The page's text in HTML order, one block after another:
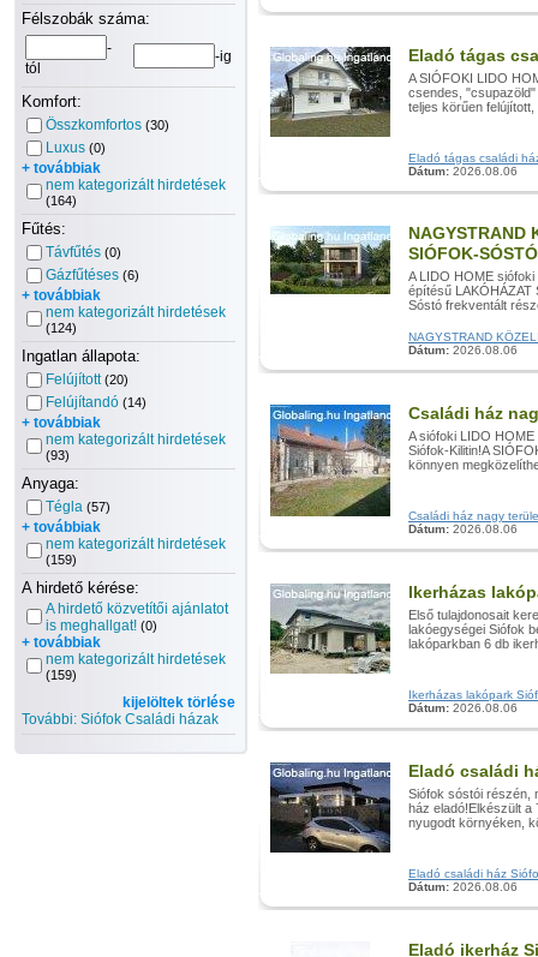
Félszobák száma:
-
tól
-ig
Komfort:
Összkomfortos (30)
Luxus (0)
+ továbbiak
nem kategorizált hirdetések
(164)
Fűtés:
Távfűtés (0)
Gázfűtéses (6)
+ továbbiak
nem kategorizált hirdetések
(124)
Ingatlan állapota:
Felújított (20)
Felújítandó (14)
+ továbbiak
nem kategorizált hirdetések
(93)
Anyaga:
Tégla (57)
+ továbbiak
nem kategorizált hirdetések
(159)
A hirdető kérése:
A hirdető közvetítői ajánlatot
is meghallgat! (0)
+ továbbiak
nem kategorizált hirdetések
(159)
kijelöltek törlése
További: Siófok Családi házak
Eladó tágas
A SIÓFOKI LIDO
csendes,
teljes körűen
Eladó tágas családi
Dátum: 2026.08.06
NAGYSTRAND
SIÓFOK-
A LIDO HOME
építésű LAKÓHÁZAT
Sóstó frekventált
NAGYSTRAND
Dátum: 2026.08.06
Családi ház
A siófoki LIDO
Siófok-Kilitin!A
könnyen
Családi ház nagy
Dátum: 2026.08.06
Ikerházas
Első tulajdonosait
lakóegységei Siófok
lakóparkban 6 db
Ikerházas lakópark
Dátum: 2026.08.06
Eladó családi
Siófok sóstói részén,
ház eladó!Elkészült a
nyugodt környéken,
Eladó családi ház
Dátum: 2026.08.06
Eladó ikerház